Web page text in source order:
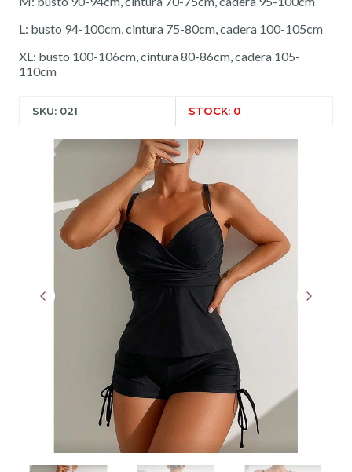
L: busto 94-100cm, cintura 75-80cm, cadera 100-105cm
XL: busto 100-106cm, cintura 80-86cm, cadera 105-
110cm
SKU: 021 STOCK: 0